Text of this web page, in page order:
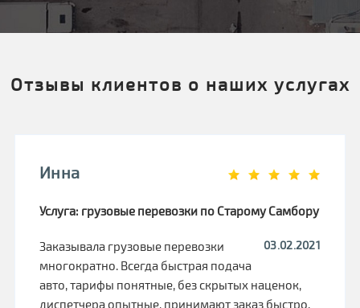
Отзывы клиентов о наших услугах
Инна
Услуга: грузовые перевозки по Старому Самбору
03.02.2021
Заказывала грузовые перевозки
многократно. Всегда быстрая подача
авто, тарифы понятные, без скрытых наценок,
диспетчера опытные, принимают заказ быстро.